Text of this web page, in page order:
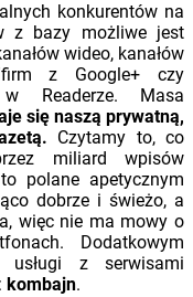
konkurentów na
z bazy możliwe jest
wideo, kanałów
firm z Google+ czy
w Readerze. Masa
się naszą prywatną,
Czytamy to, co
miliard wpisów
polane apetycznym
dobrze i świeżo, a
więc nie ma mowy o
Dodatkowym
z serwisami
kombajn.